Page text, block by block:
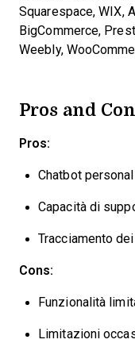
Squarespace, WIX,
BigCommerce,
Weebly,
Pros and
Pros:
Chatbot
Capacità di
Tracciamento
Cons:
Funzionalità
Limitazioni